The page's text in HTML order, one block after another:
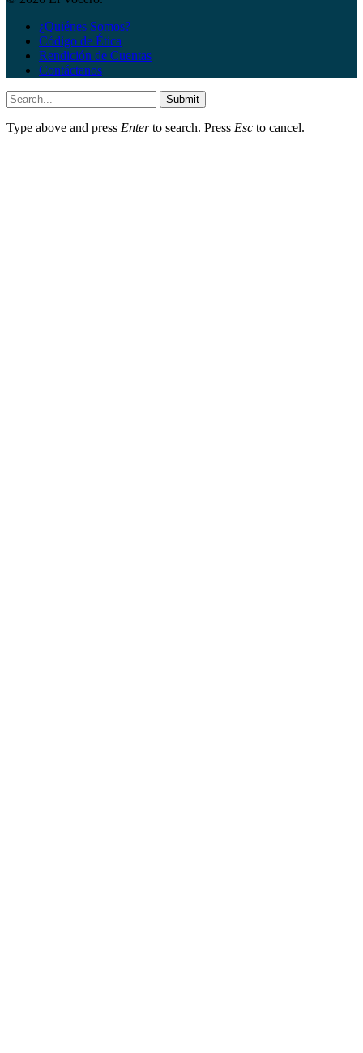
¿Quiénes Somos?
Código de Ética
Rendición de Cuentas
Contáctanos
Submit
Type above and press Enterto search. Press Esc to cancel.